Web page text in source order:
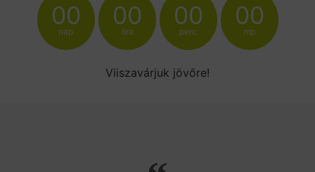
00
nap
00
óra
00
perc
00
mp
Viiszavárjuk jövőre!